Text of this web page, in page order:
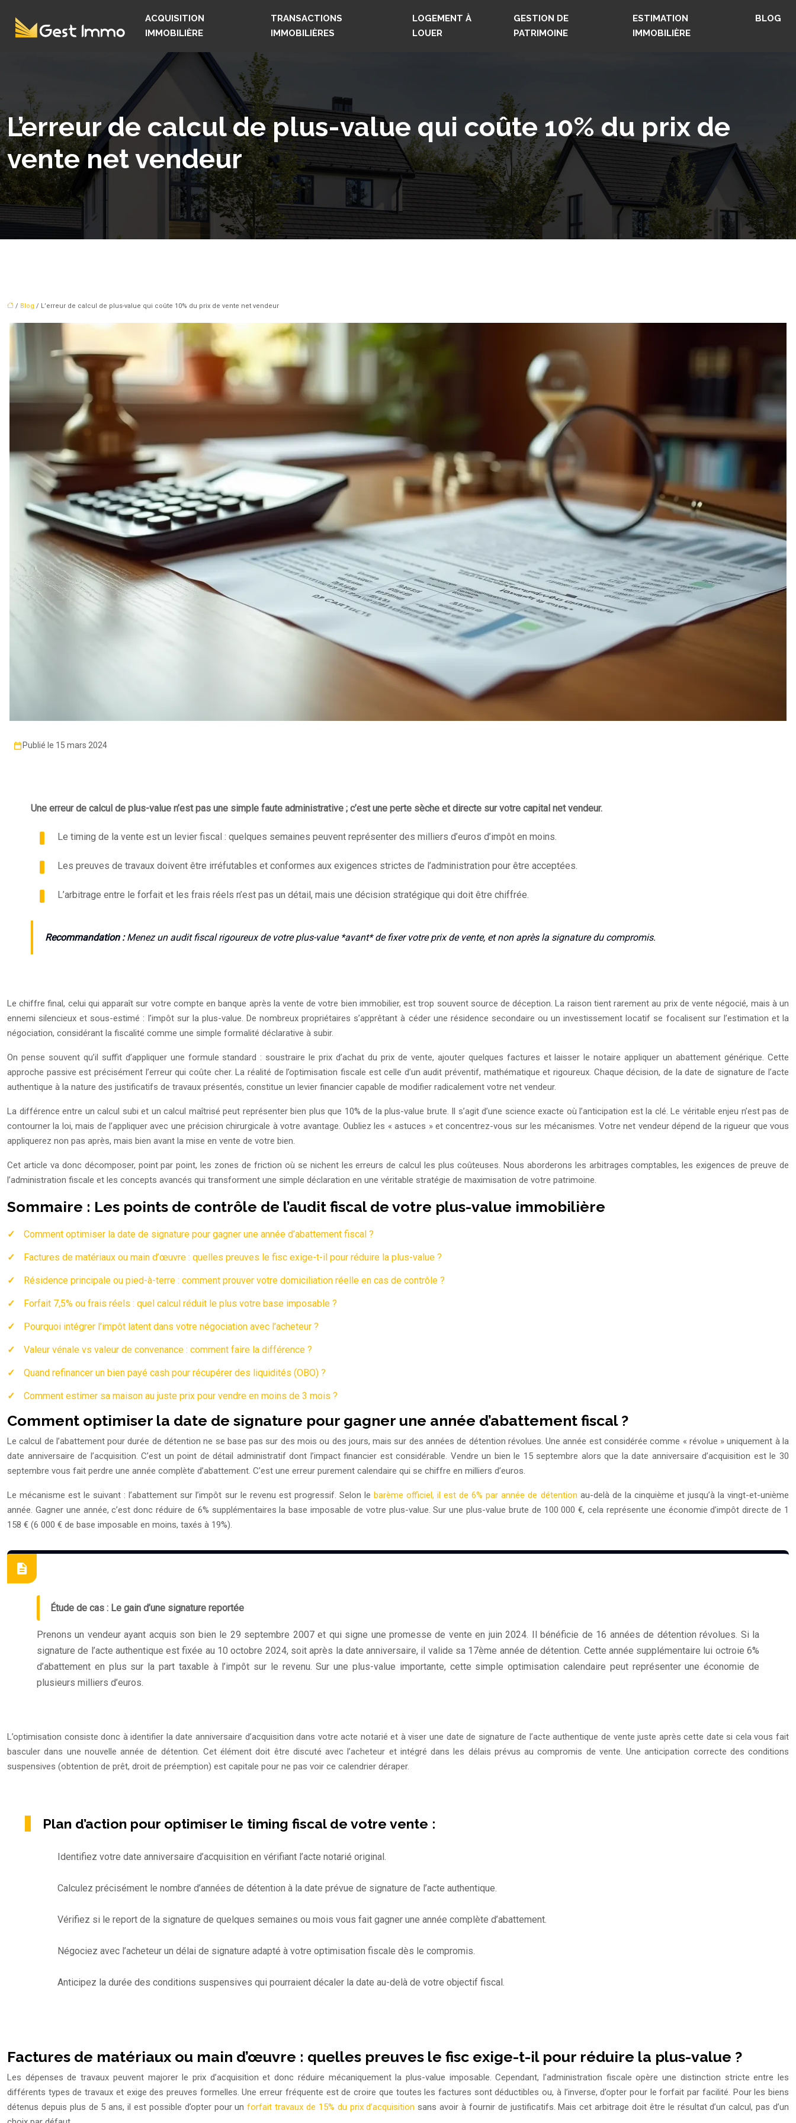
ACQUISITION
IMMOBILIÈRE
TRANSACTIONS
IMMOBILIÈRES
LOGEMENT À
LOUER
GESTION DE
PATRIMOINE
ESTIMATION
IMMOBILIÈRE
BLOG
L’erreur de calcul de plus-value qui coûte 10% du prix de
vente net vendeur
/ Blog / L’erreur de calcul de plus-value qui coûte 10% du prix de vente net vendeur
Publié le 15 mars 2024
Une erreur de calcul de plus-value n’est pas une simple faute administrative ; c’est une perte sèche et directe sur votre capital net vendeur.
Le timing de la vente est un levier fiscal : quelques semaines peuvent représenter des milliers d’euros d’impôt en moins.
Les preuves de travaux doivent être irréfutables et conformes aux exigences strictes de l’administration pour être acceptées.
L’arbitrage entre le forfait et les frais réels n’est pas un détail, mais une décision stratégique qui doit être chiffrée.
Recommandation :Menez un audit fiscal rigoureux de votre plus-value *avant* de fixer votre prix de vente, et non après la signature du compromis.
Le chiffre final, celui qui apparaît sur votre compte en banque après la vente de votre bien immobilier, est trop souvent source de déception. La raison tient rarement au prix de vente négocié, mais à un
ennemi silencieux et sous-estimé : l’impôt sur la plus-value. De nombreux propriétaires s’apprêtant à céder une résidence secondaire ou un investissement locatif se focalisent sur l’estimation et la
négociation, considérant la fiscalité comme une simple formalité déclarative à subir.
On pense souvent qu’il suffit d’appliquer une formule standard : soustraire le prix d’achat du prix de vente, ajouter quelques factures et laisser le notaire appliquer un abattement générique. Cette
approche passive est précisément l’erreur qui coûte cher. La réalité de l’optimisation fiscale est celle d’un audit préventif, mathématique et rigoureux. Chaque décision, de la date de signature de l’acte
authentique à la nature des justificatifs de travaux présentés, constitue un levier financier capable de modifier radicalement votre net vendeur.
La différence entre un calcul subi et un calcul maîtrisé peut représenter bien plus que 10% de la plus-value brute. Il s’agit d’une science exacte où l’anticipation est la clé. Le véritable enjeu n’est pas de
contourner la loi, mais de l’appliquer avec une précision chirurgicale à votre avantage. Oubliez les « astuces » et concentrez-vous sur les mécanismes. Votre net vendeur dépend de la rigueur que vous
appliquerez non pas après, mais bien avant la mise en vente de votre bien.
Cet article va donc décomposer, point par point, les zones de friction où se nichent les erreurs de calcul les plus coûteuses. Nous aborderons les arbitrages comptables, les exigences de preuve de
l’administration fiscale et les concepts avancés qui transforment une simple déclaration en une véritable stratégie de maximisation de votre patrimoine.
Sommaire : Les points de contrôle de l’audit fiscal de votre plus-value immobilière
Comment optimiser la date de signature pour gagner une année d’abattement fiscal ?
Factures de matériaux ou main d’œuvre : quelles preuves le fisc exige-t-il pour réduire la plus-value ?
Résidence principale ou pied-à-terre : comment prouver votre domiciliation réelle en cas de contrôle ?
Forfait 7,5% ou frais réels : quel calcul réduit le plus votre base imposable ?
Pourquoi intégrer l’impôt latent dans votre négociation avec l’acheteur ?
Valeur vénale vs valeur de convenance : comment faire la différence ?
Quand refinancer un bien payé cash pour récupérer des liquidités (OBO) ?
Comment estimer sa maison au juste prix pour vendre en moins de 3 mois ?
Comment optimiser la date de signature pour gagner une année d’abattement fiscal ?
Le calcul de l’abattement pour durée de détention ne se base pas sur des mois ou des jours, mais sur des années de détention révolues. Une année est considérée comme « révolue » uniquement à la
date anniversaire de l’acquisition. C’est un point de détail administratif dont l’impact financier est considérable. Vendre un bien le 15 septembre alors que la date anniversaire d’acquisition est le 30
septembre vous fait perdre une année complète d’abattement. C’est une erreur purement calendaire qui se chiffre en milliers d’euros.
Le mécanisme est le suivant : l’abattement sur l’impôt sur le revenu est progressif. Selon le barème officiel, il est de 6% par année de détention au-delà de la cinquième et jusqu’à la vingt-et-unième
année. Gagner une année, c’est donc réduire de 6% supplémentaires la base imposable de votre plus-value. Sur une plus-value brute de 100 000 €, cela représente une économie d’impôt directe de 1
158 € (6 000 € de base imposable en moins, taxés à 19%).
Étude de cas : Le gain d’une signature reportée
Prenons un vendeur ayant acquis son bien le 29 septembre 2007 et qui signe une promesse de vente en juin 2024. Il bénéficie de 16 années de détention révolues. Si la
signature de l’acte authentique est fixée au 10 octobre 2024, soit après la date anniversaire, il valide sa 17ème année de détention. Cette année supplémentaire lui octroie 6%
d’abattement en plus sur la part taxable à l’impôt sur le revenu. Sur une plus-value importante, cette simple optimisation calendaire peut représenter une économie de
plusieurs milliers d’euros.
L’optimisation consiste donc à identifier la date anniversaire d’acquisition dans votre acte notarié et à viser une date de signature de l’acte authentique de vente juste après cette date si cela vous fait
basculer dans une nouvelle année de détention. Cet élément doit être discuté avec l’acheteur et intégré dans les délais prévus au compromis de vente. Une anticipation correcte des conditions
suspensives (obtention de prêt, droit de préemption) est capitale pour ne pas voir ce calendrier déraper.
Plan d’action pour optimiser le timing fiscal de votre vente :
Identifiez votre date anniversaire d’acquisition en vérifiant l’acte notarié original.
Calculez précisément le nombre d’années de détention à la date prévue de signature de l’acte authentique.
Vérifiez si le report de la signature de quelques semaines ou mois vous fait gagner une année complète d’abattement.
Négociez avec l’acheteur un délai de signature adapté à votre optimisation fiscale dès le compromis.
Anticipez la durée des conditions suspensives qui pourraient décaler la date au-delà de votre objectif fiscal.
Factures de matériaux ou main d’œuvre : quelles preuves le fisc exige-t-il pour réduire la plus-value ?
Les dépenses de travaux peuvent majorer le prix d’acquisition et donc réduire mécaniquement la plus-value imposable. Cependant, l’administration fiscale opère une distinction stricte entre les
différents types de travaux et exige des preuves formelles. Une erreur fréquente est de croire que toutes les factures sont déductibles ou, à l’inverse, d’opter pour le forfait par facilité. Pour les biens
détenus depuis plus de 5 ans, il est possible d’opter pour unforfait travaux de 15% du prix d’acquisition sans avoir à fournir de justificatifs. Mais cet arbitrage doit être le résultat d’un calcul, pas d’un